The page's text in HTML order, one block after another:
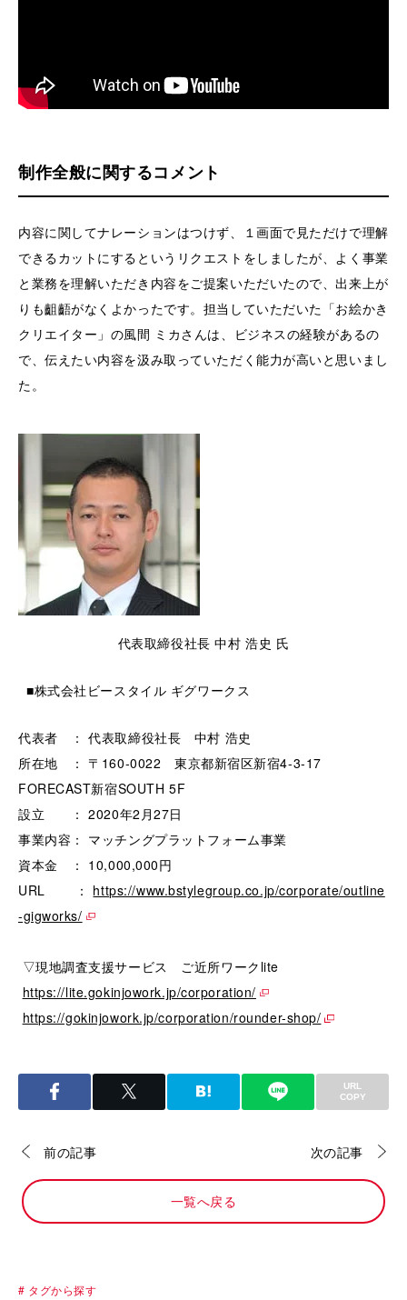
制作全般に関するコメント
内容に関してナレーションはつけず、１画面で見ただけで理解
できるカットにするというリクエストをしましたが、よく事業
と業務を理解いただき内容をご提案いただいたので、出来上が
りも齟齬がなくよかったです。担当していただいた「お絵かき
クリエイター」の風間 ミカさんは、ビジネスの経験があるの
で、伝えたい内容を汲み取っていただく能力が高いと思いまし
た。
代表取締役社長 中村 浩史 氏
■株式会社ビースタイル ギグワークス
代表者 ： 代表取締役社長 中村 浩史
所在地 ： 〒160-0022 東京都新宿区新宿4-3-17
FORECAST新宿SOUTH 5F
設立 ： 2020年2月27日
事業内容： マッチングプラットフォーム事業
資本金 ： 10,000,000円
URL ： https://www.bstylegroup.co.jp/corporate/outline
-gigworks/
▽現地調査支援サービス ご近所ワークlite
https://lite.gokinjowork.jp/corporation/
https://gokinjowork.jp/corporation/rounder-shop/
URL
COPY
前の記事
一覧へ戻る
次の記事
# タグから探す